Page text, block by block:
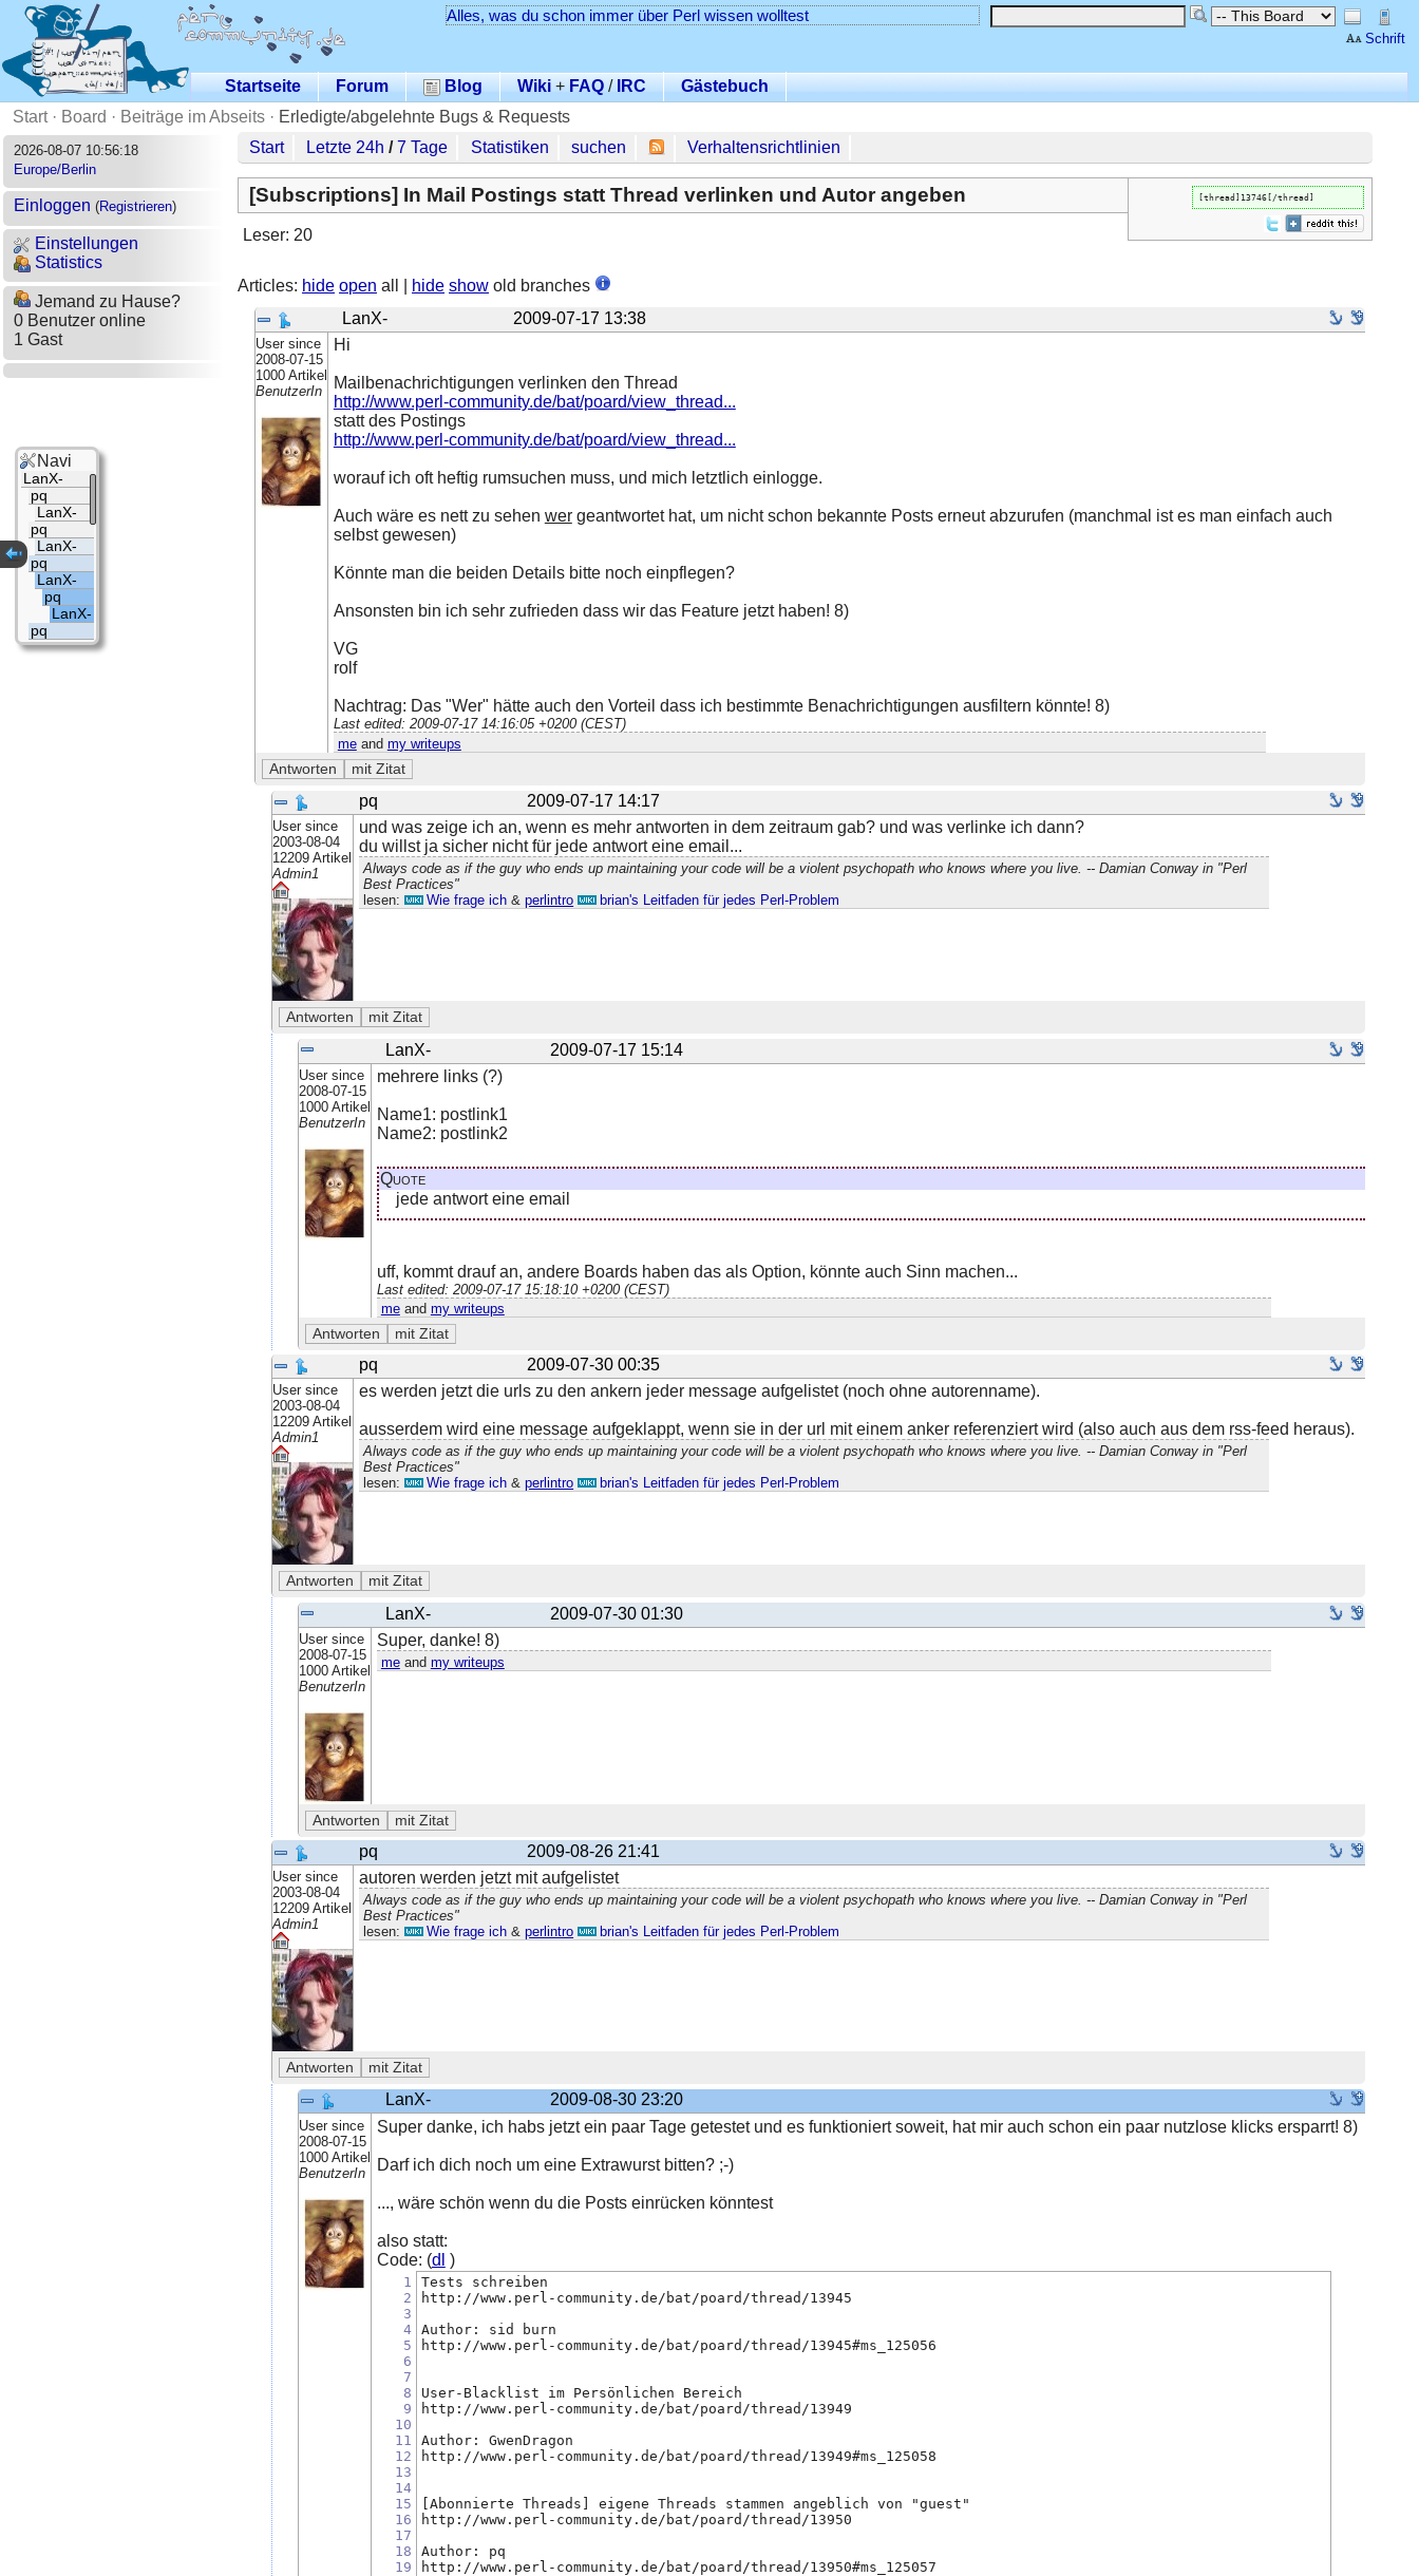
Schrift
Alles, was du schon immer über Perl wissen wolltest
Startseite Forum Blog Wiki+ FAQ /IRC
Gästebuch
Start· Board · Beiträge im Abseits · Erledigte/abgelehnte Bugs & Requests
2026-08-07 10:56:18
Europe/Berlin
Einloggen (Registrieren)
Einstellungen
Statistics
Jemand zu Hause?
0 Benutzer online
1 Gast
Start Letzte 24h /7 Tage Statistiken suchen Verhaltensrichtlinien
[thread]13746[/thread]
[Subscriptions] In Mail Postings statt Thread verlinken und Autor angeben
Leser: 20
Articles: hide open all | hide show old branches
LanX-
2009-07-17 13:38
User since
2008-07-15
1000 Artikel
BenutzerIn
Hi
Mailbenachrichtigungen verlinken den Thread
http://www.perl-community.de/bat/poard/view_thread...
statt des Postings
http://www.perl-community.de/bat/poard/view_thread...
worauf ich oft heftig rumsuchen muss, und mich letztlich einlogge.
Auch wäre es nett zu sehen wergeantwortet hat, um nicht schon bekannte Posts erneut abzurufen (manchmal ist es man einfach auch
selbst gewesen)
Könnte man die beiden Details bitte noch einpflegen?
Ansonsten bin ich sehr zufrieden dass wir das Feature jetzt haben! 8)
VG
rolf
Nachtrag: Das "Wer" hätte auch den Vorteil dass ich bestimmte Benachrichtigungen ausfiltern könnte! 8)
Last edited: 2009-07-17 14:16:05 +0200 (CEST)
meand my writeups
pq 2009-07-17 14:17
User since
2003-08-04
12209 Artikel
Admin1
und was zeige ich an, wenn es mehr antworten in dem zeitraum gab? und was verlinke ich dann?
du willst ja sicher nicht für jede antwort eine email...
Always code as if the guy who ends up maintaining your code will be a violent psychopath who knows where you live. -- Damian Conway in "Perl
Best Practices"
lesen:
Wie frage ich &perlintro brian's Leitfaden für jedes Perl-Problem
LanX- 2009-07-17 15:14
User since
2008-07-15
1000 Artikel
BenutzerIn
mehrere links (?)
Name1: postlink1
Name2: postlink2
Quote
jede antwort eine email
uff, kommt drauf an, andere Boards haben das als Option, könnte auch Sinn machen...
Last edited: 2009-07-17 15:18:10 +0200 (CEST)
meand my writeups
pq 2009-07-30 00:35
User since
2003-08-04
12209 Artikel
Admin1
es werden jetzt die urls zu den ankern jeder message aufgelistet (noch ohne autorenname).
ausserdem wird eine message aufgeklappt, wenn sie in der url mit einem anker referenziert wird (also auch aus dem rss-feed heraus).
Always code as if the guy who ends up maintaining your code will be a violent psychopath who knows where you live. -- Damian Conway in "Perl
Best Practices"
lesen:
Wie frage ich &perlintro brian's Leitfaden für jedes Perl-Problem
LanX- 2009-07-30 01:30
User since
2008-07-15
1000 Artikel
BenutzerIn
Super, danke! 8)
meand my writeups
pq 2009-08-26 21:41
User since
2003-08-04
12209 Artikel
Admin1
autoren werden jetzt mit aufgelistet
Always code as if the guy who ends up maintaining your code will be a violent psychopath who knows where you live. -- Damian Conway in "Perl
Best Practices"
lesen:
Wie frage ich &perlintro brian's Leitfaden für jedes Perl-Problem
LanX- 2009-08-30 23:20
User since
2008-07-15
1000 Artikel
BenutzerIn
Super danke, ich habs jetzt ein paar Tage getestet und es funktioniert soweit, hat mir auch schon ein paar nutzlose klicks ersparrt! 8)
Darf ich dich noch um eine Extrawurst bitten? ;-)
..., wäre schön wenn du die Posts einrücken könntest
also statt:
Code: (dl )
1
2
3
4
5
6
7
8
9
10
11
12
13
14
15
16
17
18
19
Tests schreiben
http://www.perl-community.de/bat/poard/thread/13945
Author: sid burn
http://www.perl-community.de/bat/poard/thread/13945#ms_125056
User-Blacklist im Persönlichen Bereich
http://www.perl-community.de/bat/poard/thread/13949
Author: GwenDragon
http://www.perl-community.de/bat/poard/thread/13949#ms_125058
[Abonnierte Threads] eigene Threads stammen angeblich von "guest"
http://www.perl-community.de/bat/poard/thread/13950
Author: pq
http://www.perl-community.de/bat/poard/thread/13950#ms_125057
Navi
LanX-
pq
LanX-
pq
LanX-
pq
LanX-
pq
LanX-
pq